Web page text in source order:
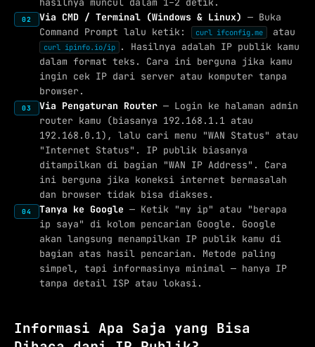
02 Via CMD / Terminal (Windows & Linux) — Buka
Command Prompt lalu ketik:
curl ifconfig.me atau
curl ipinfo.io/ip
. Hasilnya adalah IP publik kamu
dalam format teks. Cara ini berguna jika kamu
ingin cek IP dari server atau komputer tanpa
browser.
03 Via Pengaturan Router — Login ke halaman admin
router kamu (biasanya 192.168.1.1 atau
192.168.0.1), lalu cari menu "WAN Status" atau
"Internet Status". IP publik biasanya
ditampilkan di bagian "WAN IP Address". Cara
ini berguna jika koneksi internet bermasalah
dan browser tidak bisa diakses.
04 Tanya ke Google — Ketik "my ip" atau "berapa
ip saya" di kolom pencarian Google. Google
akan langsung menampilkan IP publik kamu di
bagian atas hasil pencarian. Metode paling
simpel, tapi informasinya minimal — hanya IP
tanpa detail ISP atau lokasi.
Informasi Apa Saja yang Bisa